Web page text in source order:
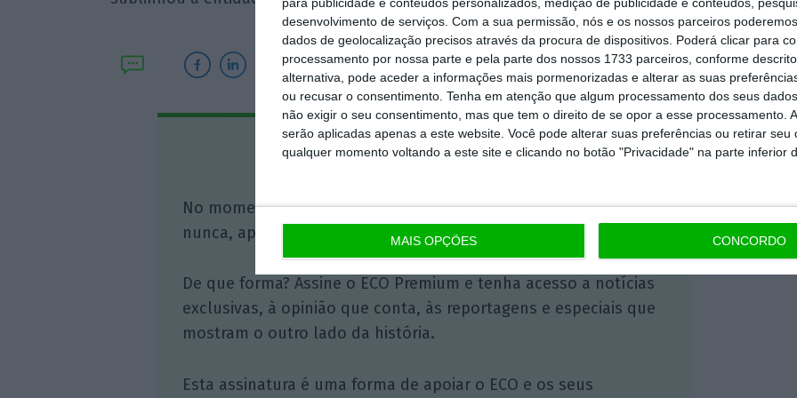
desenvolvimento de serviços. Com a sua permissão, nós e os nossos parceiros
dados de geolocalização precisos através da procura de dispositivos. Poderá clicar para
processamento por nossa parte e pela parte dos nossos 1733 parceiros, conforme
alternativa, pode aceder a informações mais pormenorizadas e alterar as suas
ou recusar o consentimento. Tenha em atenção que algum processamento dos seus
não exigir o seu consentimento, mas que tem o direito de se opor a esse processamento.
serão aplicadas apenas a este website. Você pode alterar suas preferências ou retirar seu
qualquer momento voltando a este site e clicando no botão "Privacidade" na parte inferior
MAIS OPÇÕES CONCORDO
https://eco.sapo.pt/2021/09/06/comunicacao-social-perde-mais-de-35-milhoes-em-agosto-com-partilhas-em-redes-sociais/ Copiar
Assine o ECO Premium
No momento em que a informação é mais importante do que
nunca, apoie o jornalismo independente e rigoroso.
De que forma? Assine o ECO Premium e tenha acesso a notícias
exclusivas, à opinião que conta, às reportagens e especiais que
mostram o outro lado da história.
Esta assinatura é uma forma de apoiar o ECO e os seus